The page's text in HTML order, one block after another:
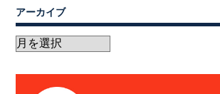
アーカイブ